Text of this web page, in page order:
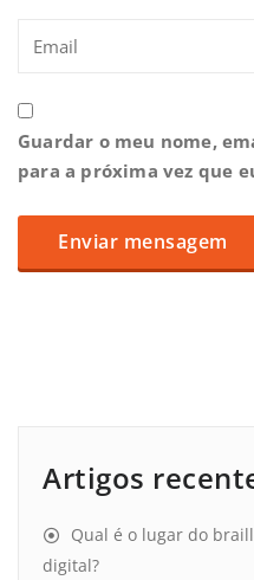
Guardar o meu nome,
para a próxima vez que
Artigos
Qual é o lugar do
digital?